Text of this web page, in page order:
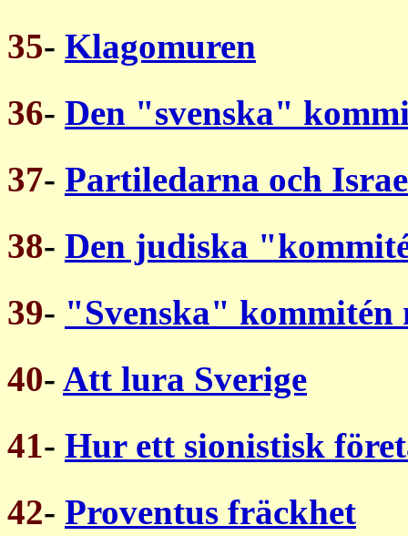
35- Klagomuren
36- Den "svenska"
37- Partiledarna och
38- Den judiska
39- "Svenska" kommitén
40- Att lura Sverige
41- Hur ett sionistisk
42- Proventus fräckhet